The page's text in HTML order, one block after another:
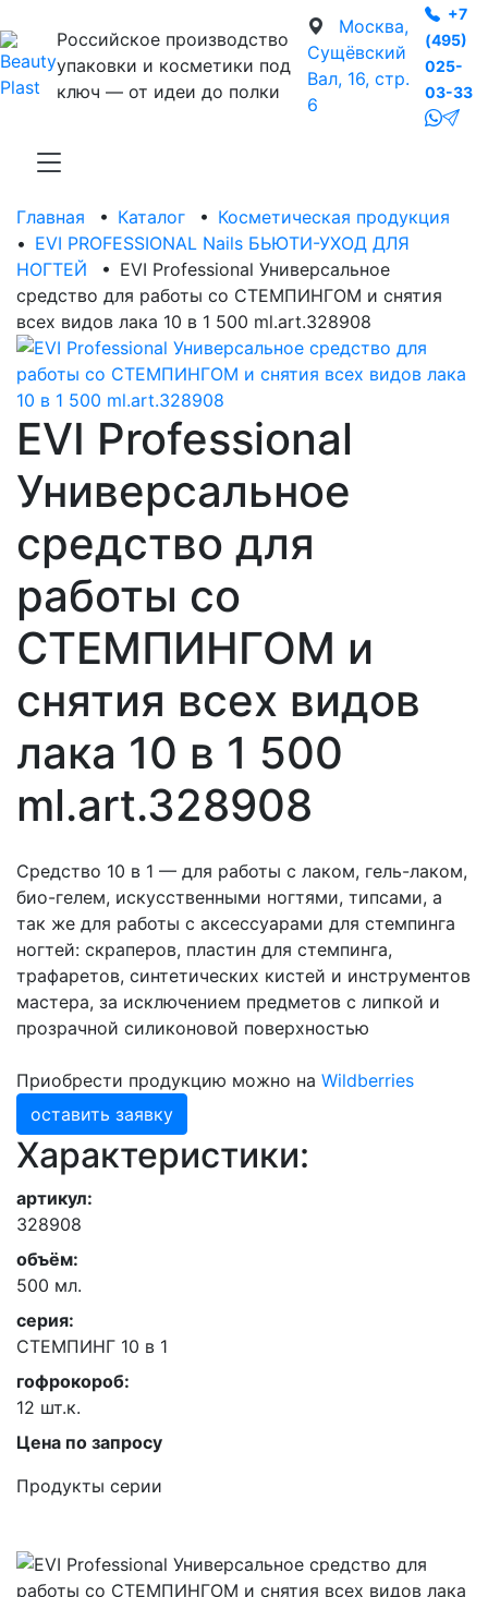
Российское производство
упаковки и косметики под
ключ — от идеи до полки
Москва,
Сущёвский
Вал, 16, стр.
6
+7
(495)
025-
03-33
Главная • Каталог • Косметическая продукция
• EVI PROFESSIONAL Nails БЬЮТИ-УХОД ДЛЯ
НОГТЕЙ • EVI Professional Универсальное
средство для работы со СТЕМПИНГОМ и снятия
всех видов лака 10 в 1 500 ml.art.328908
EVI Professional
Универсальное
средство для
работы со
СТЕМПИНГОМ и
снятия всех видов
лака 10 в 1 500
ml.art.328908
Средство 10 в 1 — для работы с лаком, гель-лаком,
био-гелем, искусственными ногтями, типсами, а
так же для работы с аксессуарами для стемпинга
ногтей: скраперов, пластин для стемпинга,
трафаретов, синтетических кистей и инструментов
мастера, за исключением предметов с липкой и
прозрачной силиконовой поверхностью
Приобрести продукцию можно на Wildberries
оставить заявку
Характеристики:
артикул:
328908
объём:
500 мл.
серия:
СТЕМПИНГ 10 в 1
гофрокороб:
12 шт.к.
Цена по запросу
Продукты серии